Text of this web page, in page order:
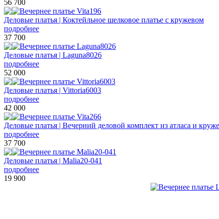
56 700
Деловые платья | Коктейльное шелковое платье с кружевом
подробнее
37 700
Деловые платья | Laguna8026
подробнее
52 000
Деловые платья | Vittoria6003
подробнее
42 000
Деловые платья | Вечерний деловой комплект из атласа и
подробнее
37 700
Деловые платья | Malia20-041
подробнее
19 900